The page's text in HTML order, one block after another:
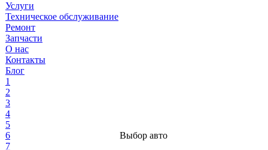
Услуги
Техническое обслуживание
Ремонт
Запчасти
О нас
Контакты
Блог
1
2
3
4
5
6
7
Выбор авто